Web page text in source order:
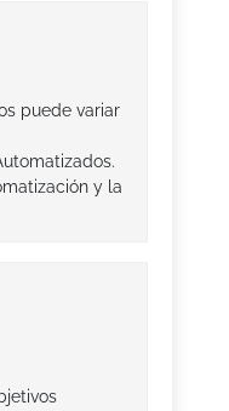
puede variar
y la